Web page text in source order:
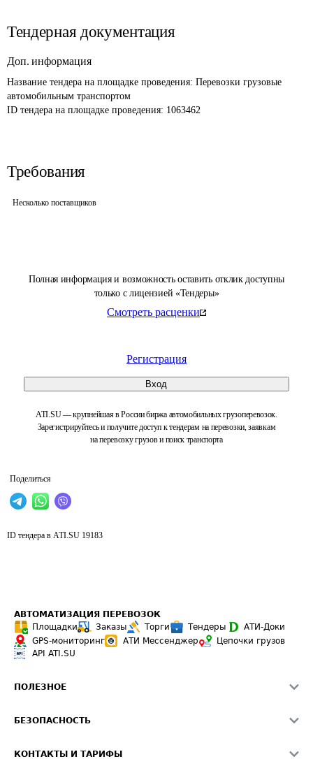
Полная информация и возможность оставить отклик доступны
только с лицензией «Тендеры»
Смотреть расценки
Регистрация
Вход
ATI.SU — крупнейшая в России биржа автомобильных грузоперевозок.
Зарегистрируйтесь и получите доступ к тендерам на перевозки, заявкам
на перевозку грузов и поиск транспорта
Поделиться
Тендерная документация
Доп. информация
Название тендера на площадке проведения: Перевозки грузовые
автомобильным транспортом
ID тендера на площадке проведения: 1063462
Требования
Несколько поставщиков
ID тендера в ATI.SU 19183
АВТОМАТИЗАЦИЯ ПЕРЕВОЗОК
Площадки
Заказы Торги Тендеры
АТИ-Доки
GPS-мониторинг
АТИ Мессенджер
Цепочки грузов
API ATI.SU
ПОЛЕЗНОЕ
Звезды ATI.SU на вашем сайте
БЕЗОПАСНОСТЬ
КОНТАКТЫ И ТАРИФЫ